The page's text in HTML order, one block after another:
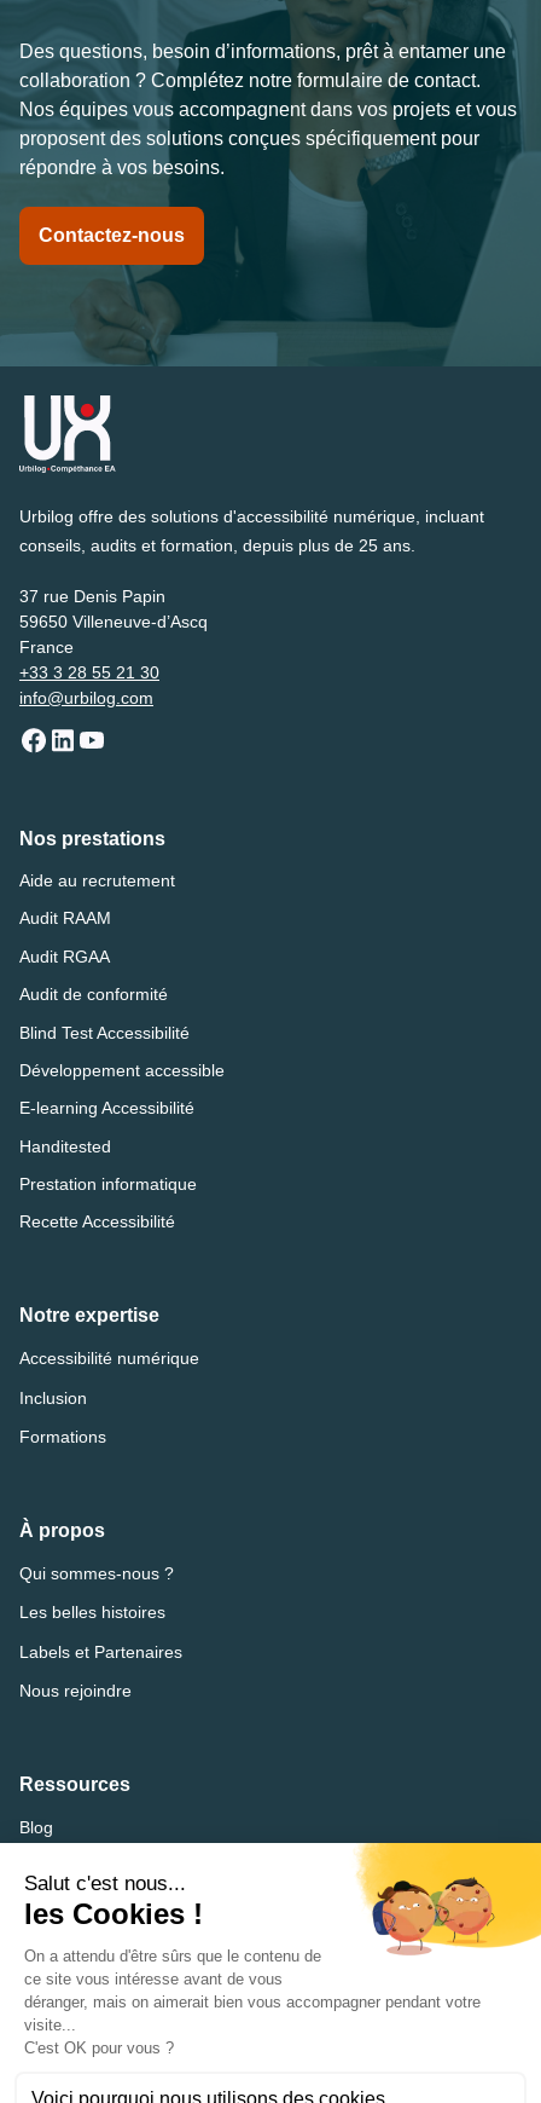
Des questions, besoin d’informations, prêt à entamer une
collaboration ? Complétez notre formulaire de contact.
Nos équipes vous accompagnent dans vos projets et vous
proposent des solutions conçues spécifiquement pour
répondre à vos besoins.
Contactez-nous
Urbilog offre des solutions d'accessibilité numérique, incluant
conseils, audits et formation, depuis plus de 25 ans.
37 rue Denis Papin
59650 Villeneuve-d’Ascq
France
+33 3 28 55 21 30
info@urbilog.com
Nos prestations
Aide au recrutement
Audit RAAM
Audit RGAA
Audit de conformité
Blind Test Accessibilité
Développement accessible
E-learning Accessibilité
Handitested
Prestation informatique
Recette Accessibilité
Notre expertise
Accessibilité numérique
Inclusion
Formations
À propos
Qui sommes-nous ?
Les belles histoires
Labels et Partenaires
Nous rejoindre
Ressources
Blog
Lexique